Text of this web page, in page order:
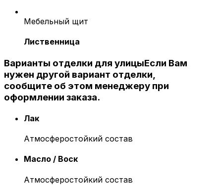
Мебельный щит
Лиственница
Варианты отделки для улицыЕсли Вам
нужен другой вариант отделки,
сообщите об этом менеджеру при
оформлении заказа.
Лак
Атмосферостойкий состав
Масло / Воск
Атмосферостойкий состав